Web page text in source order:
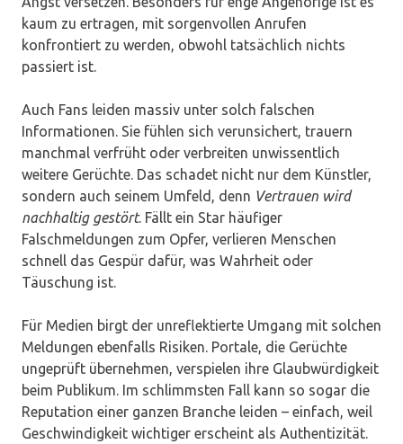
kaum zu ertragen, mit sorgenvollen Anrufen
konfrontiert zu werden, obwohl tatsächlich nichts
passiert ist.
Auch Fans leiden massiv unter solch falschen
Informationen. Sie fühlen sich verunsichert, trauern
manchmal verfrüht oder verbreiten unwissentlich
weitere Gerüchte. Das schadet nicht nur dem Künstler,
sondern auch seinem Umfeld, denn Vertrauen wird
nachhaltig gestört. Fällt ein Star häufiger
Falschmeldungen zum Opfer, verlieren Menschen
schnell das Gespür dafür, was Wahrheit oder
Täuschung ist.
Für Medien birgt der unreflektierte Umgang mit solchen
Meldungen ebenfalls Risiken. Portale, die Gerüchte
ungeprüft übernehmen, verspielen ihre Glaubwürdigkeit
beim Publikum. Im schlimmsten Fall kann so sogar die
Reputation einer ganzen Branche leiden – einfach, weil
Geschwindigkeit wichtiger erscheint als Authentizität.